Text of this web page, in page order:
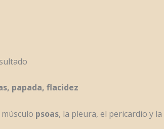
papada, flacidez
psoas, la pleura, el pericardio y la